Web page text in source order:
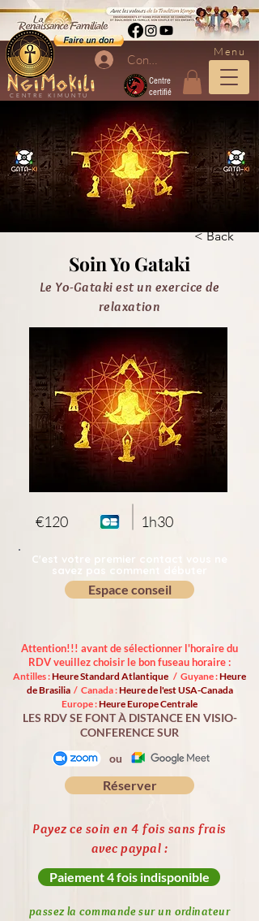
CENTRE KIMUNTU
Centre
certifié
Connexion
Menu
Soin Yo Gataki
< Back
Le Yo-Gataki est un exercice de
relaxation
€120 1h30
C'est votre premier contact vous ne
savez pas comment débuter
Espace conseil
Attention!!! avant de sélectionner l'horaire du
RDV veuillez choisir le bon fuseau horaire :
Antilles :Heure Standard Atlantique / Guyane :Heure
de Brasilia / Canada :Heure de l'est USA-Canada
Europe :Heure Europe Centrale
LES RDV SE FONT À DISTANCE EN VISIO-
CONFERENCE SUR
ou
Réserver
Payez ce soin en 4 fois sans frais
avec paypal :
Paiement 4 fois indisponible
passez la commande sur un ordinateur